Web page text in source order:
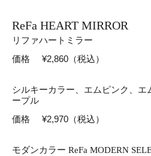
ReFa HEART MIRROR
リファハートミラー
価格 ¥2,860（税込）
シルキーカラー、エムピンク、
ープル
価格 ¥2,970（税込）
モダンカラー ReFa MODERN